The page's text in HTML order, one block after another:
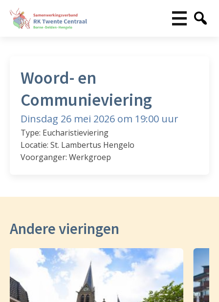
Woord- en
Communieviering
Dinsdag 26 mei 2026 om 19:00 uur
Type: Eucharistieviering
Locatie: St. Lambertus Hengelo
Voorganger: Werkgroep
Andere vieringen